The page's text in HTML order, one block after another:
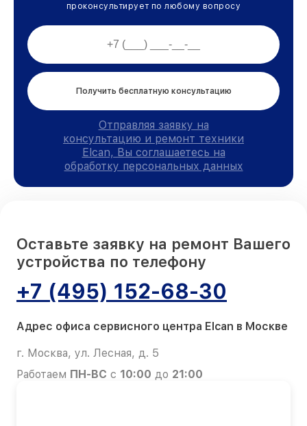
проконсультирует по любому вопросу
Получить бесплатную консультацию
Отправляя заявку на
консультацию и ремонт техники
Elcan, Вы соглашаетесь на
обработку персональных данных
Оставьте заявку на ремонт Вашего
устройства по телефону
+7 (495) 152-68-30
Адрес офиса сервисного центра Elcan в Москве
г. Москва, ул. Лесная, д. 5
Работаем ПН-ВС с 10:00 до 21:00